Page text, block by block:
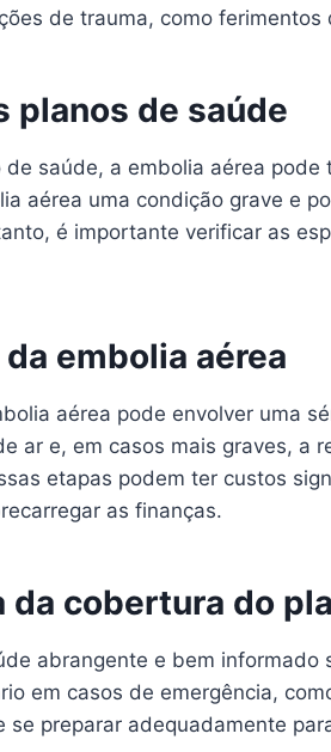
de trauma, como ferimentos
planos de saúde
de saúde, a embolia aérea
aérea uma condição grave e
é importante verificar as
embolia aérea
aérea pode envolver uma
ar e, em casos mais graves, a
etapas podem ter custos
as finanças.
da cobertura do
abrangente e bem
em casos de emergência,
se preparar adequadamente